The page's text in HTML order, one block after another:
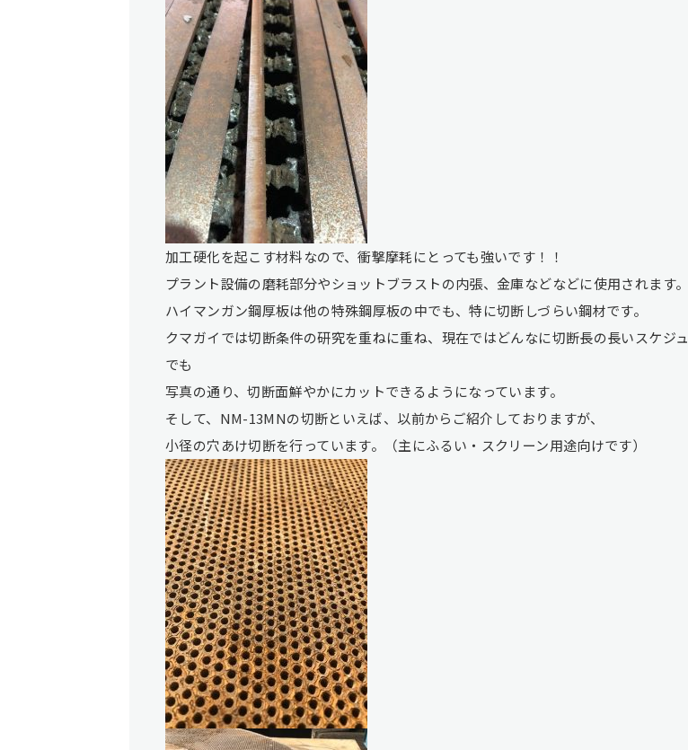
加工硬化を起こす材料なので、衝撃摩耗にとっても強いです！！
プラント設備の磨耗部分やショットブラストの内張、金庫などなどに使用されます。
ハイマンガン鋼厚板は他の特殊鋼厚板の中でも、特に切断しづらい鋼材です。
クマガイでは切断条件の研究を重ねに重ね、現在ではどんなに切断長の長いスケジ
でも
写真の通り、切断面鮮やかにカットできるようになっています。
そして、NM-13MNの切断といえば、以前からご紹介しておりますが、
小径の穴あけ切断を行っています。（主にふるい・スクリーン用途向けです）